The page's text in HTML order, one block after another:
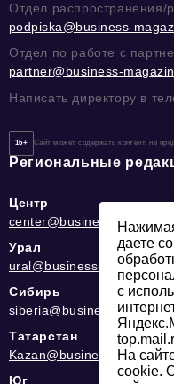
Отдел распространения/
podpiska@business-
Отдел по работе с
partner@business-
Написать директору в
16+ Сайт может содержать контент, не
Региональные
Центр
center@business-
Урал
ural@business-
Сибирь
siberia@business-
Татарстан
Kazan@business-
Юг
даете
с
На
cookie.